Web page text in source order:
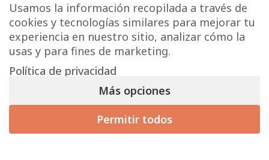
Copyright © Onlytiles S.L.
La Casa de los Azulejos ®
Diseño Web
Usamos la información recopilada a través de
cookies y tecnologías similares para mejorar tu
experiencia en nuestro sitio, analizar cómo la
usas y para fines de marketing.
Política de privacidad
Más opciones
Permitir todos